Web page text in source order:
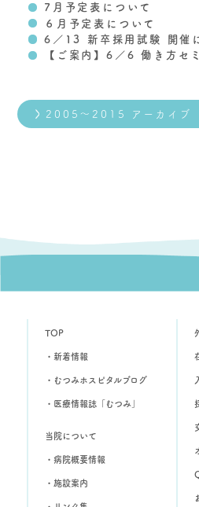
7月予定表について
６月予定表について
6／13 新卒採用試験 開催
【ご案内】6／6 働き方セ
2005～2015 アーカイブ
TOP
・新着情報
・むつみホスピタルブログ
・医療情報誌「むつみ」
当院について
・病院概要情報
・施設案内